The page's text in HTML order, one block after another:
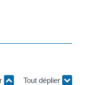
Tout déplier